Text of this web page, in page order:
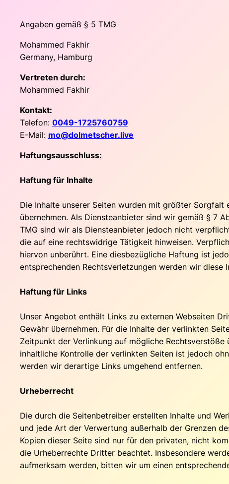
Angaben gemäß § 5 TMG
Mohammed Fakhir
Germany, Hamburg
Vertreten durch:
Mohammed Fakhir
Kontakt:
Telefon: 0049-1725760759
E-Mail: mo@dolmetscher.live
Haftungsausschluss:
Haftung für Inhalte
Die Inhalte unserer Seiten wurden mit größter
übernehmen. Als Diensteanbieter sind wir gemäß § 7
TMG sind wir als Diensteanbieter jedoch nicht
die auf eine rechtswidrige Tätigkeit hinweisen.
hiervon unberührt. Eine diesbezügliche Haftung ist
entsprechenden Rechtsverletzungen werden wir diese
Haftung für Links
Unser Angebot enthält Links zu externen Webseiten
Gewähr übernehmen. Für die Inhalte der verlinkten
Zeitpunkt der Verlinkung auf mögliche
inhaltliche Kontrolle der verlinkten Seiten ist jedoch
werden wir derartige Links umgehend entfernen.
Urheberrecht
Die durch die Seitenbetreiber erstellten Inhalte und
und jede Art der Verwertung außerhalb der Grenzen
Kopien dieser Seite sind nur für den privaten, nicht
die Urheberrechte Dritter beachtet. Insbesondere
aufmerksam werden, bitten wir um einen